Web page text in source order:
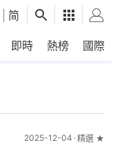
简
即時 熱榜 國際
2025-12-04 精選 ★